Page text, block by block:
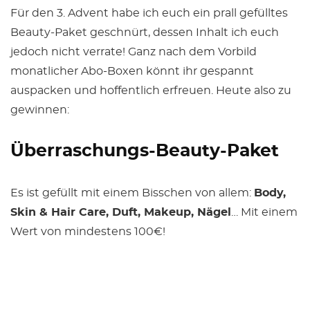
Für den 3. Advent habe ich euch ein prall gefülltes
Beauty-Paket geschnürt, dessen Inhalt ich euch
jedoch nicht verrate! Ganz nach dem Vorbild
monatlicher Abo-Boxen könnt ihr gespannt
auspacken und hoffentlich erfreuen. Heute also zu
gewinnen:
Überraschungs-Beauty-Paket
Es ist gefüllt mit einem Bisschen von allem: Body,
Skin & Hair Care, Duft, Makeup, Nägel
… Mit einem
Wert von mindestens 100€!